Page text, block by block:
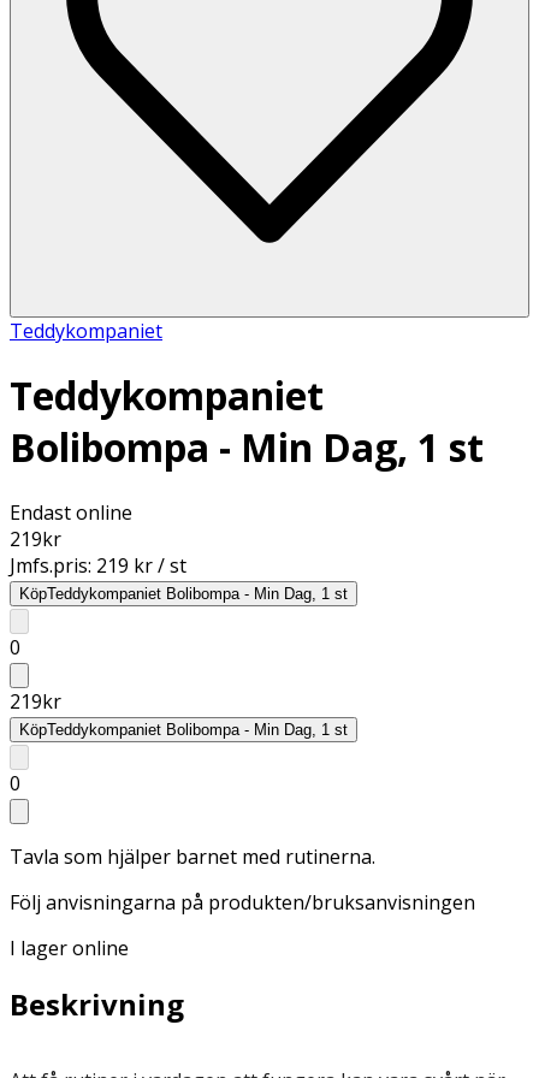
Teddykompaniet
Teddykompaniet
Bolibompa - Min Dag, 1 st
Endast online
219kr
Jmfs.pris: 219 kr / st
KöpTeddykompaniet Bolibompa - Min Dag, 1 st
0
219kr
KöpTeddykompaniet Bolibompa - Min Dag, 1 st
0
Tavla som hjälper barnet med rutinerna.
Följ anvisningarna på produkten/bruksanvisningen
I lager online
Beskrivning